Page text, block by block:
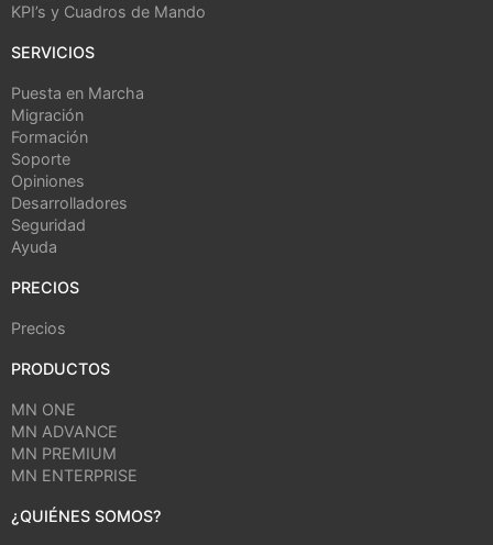
KPI’s y Cuadros de Mando
SERVICIOS
Puesta en Marcha
Migración
Formación
Soporte
Opiniones
Desarrolladores
Seguridad
Ayuda
PRECIOS
Precios
PRODUCTOS
MN ONE
MN ADVANCE
MN PREMIUM
MN ENTERPRISE
¿QUIÉNES SOMOS?